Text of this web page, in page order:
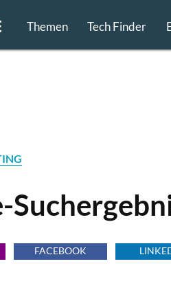
Themen Tech Finder
FACEBOOK